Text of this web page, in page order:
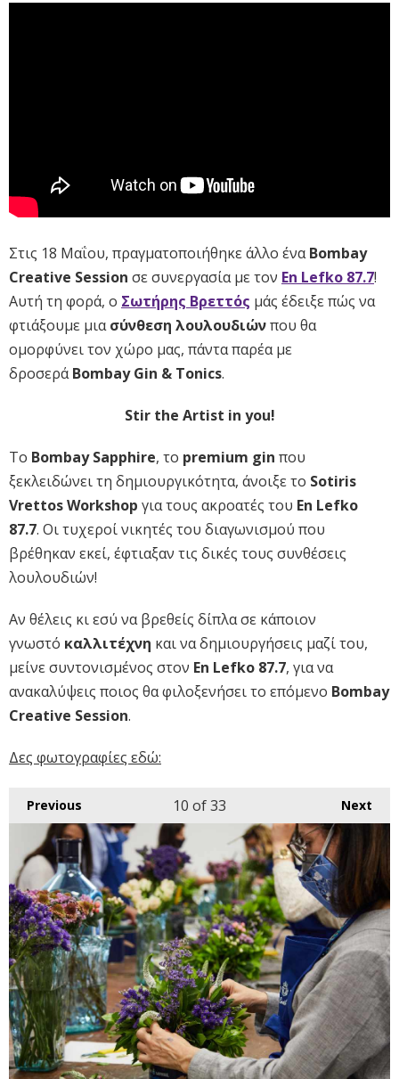
Στις 18 Μαΐου, πραγματοποιήθηκε άλλο έναBombay
Creative Session σε συνεργασία με τον Εn Lefko 87.7!
Αυτή τη φορά, ο Σωτήρης Βρεττός μάς έδειξε πώς να
φτιάξουμε μιασύνθεση λουλουδιώνπου θα
ομορφύνει τον χώρο μας, πάντα παρέα με
δροσεράBombay Gin & Tonics.
Stir the Artist in you!
Το Bombay Sapphire, το premium gin που
ξεκλειδώνει τη δημιουργικότητα, άνοιξε το Sotiris
Vrettos Workshop για τους ακροατές του En Lefko
87.7. Οι τυχεροί νικητές του διαγωνισμού που
βρέθηκαν εκεί, έφτιαξαν τις δικές τους συνθέσεις
λουλουδιών!
Αν θέλεις κι εσύ να βρεθείς δίπλα σε κάποιον
γνωστό καλλιτέχνη και να δημιουργήσεις μαζί του,
μείνε συντονισμένος στον En Lefko 87.7, για να
ανακαλύψεις ποιος θα φιλοξενήσει το επόμενο Bombay
Creative Session.
Δες φωτογραφίες εδώ:
Previous Next
10 of 33